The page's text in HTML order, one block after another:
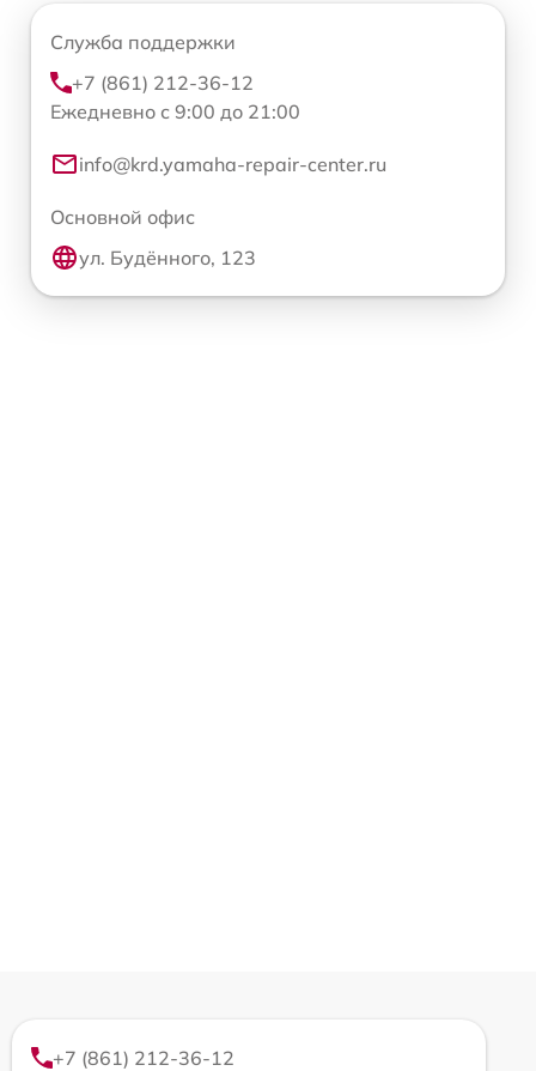
Служба поддержки
+7 (861) 212-36-12
Ежедневно с 9:00 до 21:00
info@krd.yamaha-repair-center.ru
Основной офис
ул. Будённого, 123
+7 (861) 212-36-12